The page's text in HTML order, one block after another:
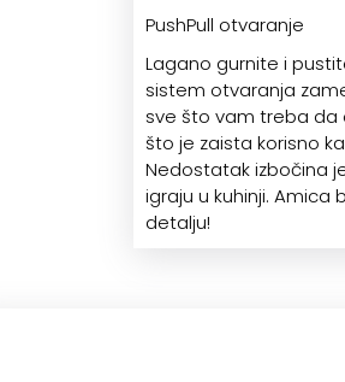
PushPull otvaranje
Lagano gurnite i
sistem otvaranja
sve što vam treba da
što je zaista korisno
Nedostatak izbočina
igraju u kuhinji. Amica
detalju!